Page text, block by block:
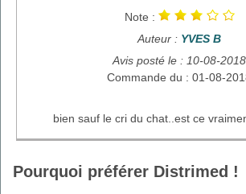
Note :
Auteur : YVES B
Avis posté le : 10-08-2018
Commande du : 01-08-
bien sauf le cri du chat..est ce
Pourquoi préférer Distrimed !